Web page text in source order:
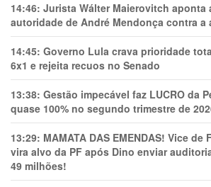
14:46: Jurista Wálter Maierovitch aponta
autoridade de André Mendonça contra a
14:45: Governo Lula crava prioridade
6x1 e rejeita recuos no Senado
13:38: Gestão impecável faz LUCRO da
quase 100% no segundo trimestre de
13:29: MAMATA DAS EMENDAS! Vice
vira alvo da PF após Dino enviar
49 milhões!